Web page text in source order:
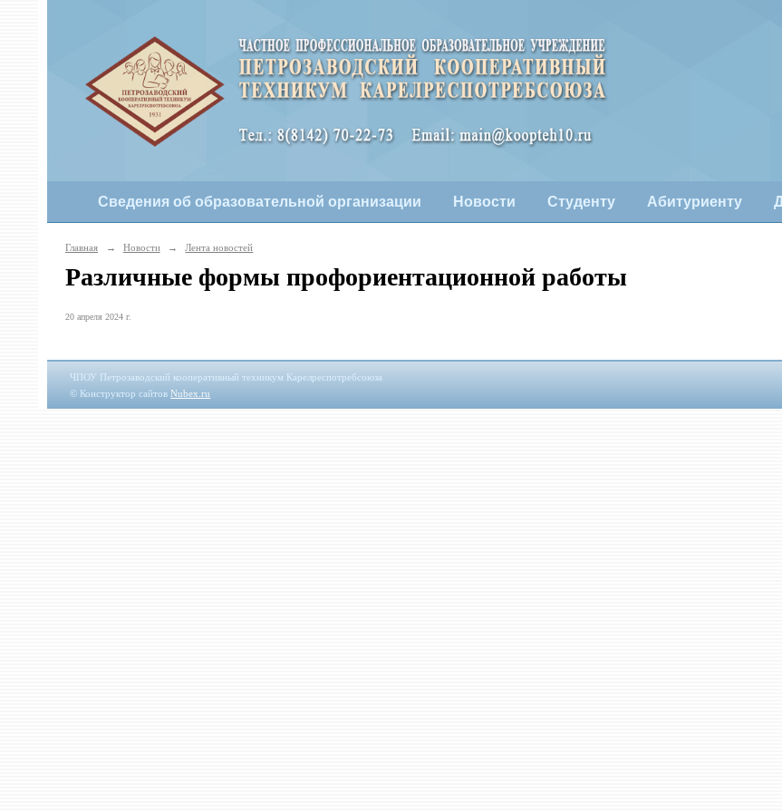
Сведения об образовательной организации Новости Студенту Абитуриенту
Главная → Новости → Лента новостей
Различные формы профориентационной работы
20 апреля 2024 г.
ЧПОУ Петрозаводский кооперативный техникум Карелреспотребсоюза
© Конструктор сайтовNubex.ru